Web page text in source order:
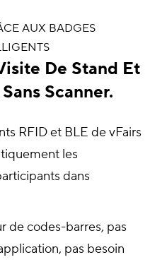
AUX BADGES
De Stand Et
Scanner.
RFID et BLE de vFairs
les
dans
de codes-barres, pas
pas besoin